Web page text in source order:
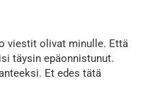
viestit olivat minulle. Että
täysin epäonnistunut.
Et edes tätä